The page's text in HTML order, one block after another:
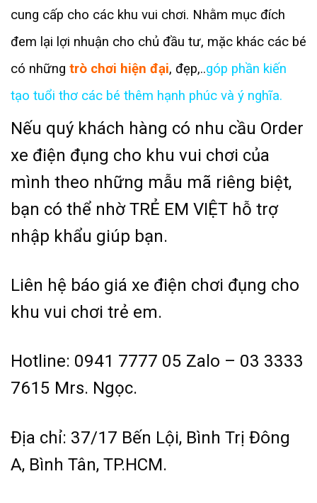
cung cấp cho các khu vui chơi. Nhằm mục đích
đem lại lợi nhuận cho chủ đầu tư, mặc khác các bé
có những trò chơi hiện đại, đẹp,..góp phần kiến
tạo tuổi thơ các bé thêm hạnh phúc và ý nghĩa.
Nếu quý khách hàng có nhu cầu Order
xe điện đụng cho khu vui chơi của
mình theo những mẫu mã riêng biệt,
bạn có thể nhờ TRẺ EM VIỆT hỗ trợ
nhập khẩu giúp bạn.
Liên hệ báo giá xe điện chơi đụng cho
khu vui chơi trẻ em.
Hotline: 0941 7777 05 Zalo – 03 3333
7615 Mrs. Ngọc.
Địa chỉ: 37/17 Bến Lội, Bình Trị Đông
A, Bình Tân, TP.HCM.